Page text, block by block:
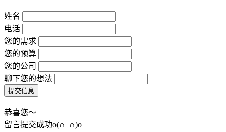
姓名
电话
您的需求
您的预算
您的公司
聊下您的想法
恭喜您～
留言提交成功o(∩_∩)o